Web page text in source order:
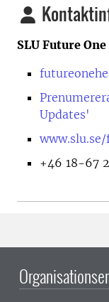
SLU Future
Updates'
+46 18-67